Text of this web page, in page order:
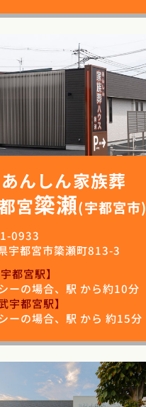
あんしん家族葬
宮簗瀬(宇都宮市)
0933
宇都宮市簗瀬町813-3
宇都宮駅】
ーの場合、駅 から約10分
宇都宮駅】
ーの場合、駅 から 約15分